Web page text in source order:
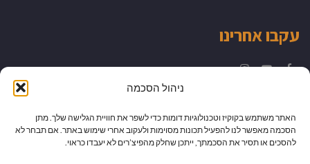
ניהול הסכמה
האתר משתמש בקוקיז וטכנולוגיות דומות כדי לשפר את חוויית הגלישה שלך. מתן
הסכמה מאפשר לנו להפעיל תכונות מסוימות ולעקוב אחרי שימוש באתר. אם תבחר לא
להסכים או תסיר את הסכמתך, ייתכן שחלק מהפיצ’רים לא יעבדו כראוי.
עקבו אחרינו